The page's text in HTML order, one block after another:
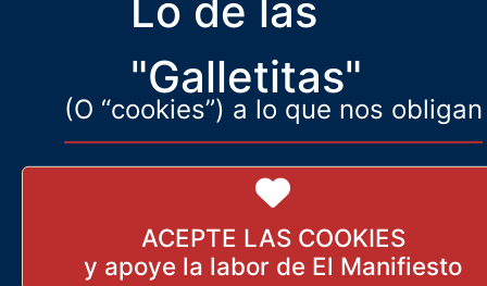
Lo de las
"Galletitas"
(O “cookies”) a lo que nos obligan
ACEPTE LAS COOKIES
Porque ellos tienen convicciones, identidad, raíces a las que